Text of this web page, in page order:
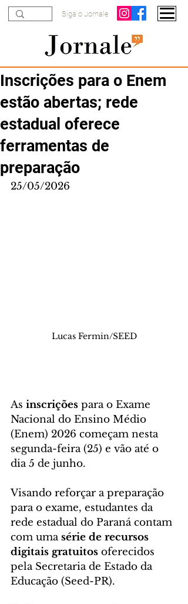
Siga o Jornale
Inscrições para o Enem
estão abertas; rede
estadual oferece
ferramentas de
preparação
25/05/2026
Lucas Fermin/SEED
As inscrições para o Exame
Nacional do Ensino Médio
(Enem) 2026 começam nesta
segunda-feira (25) e vão até o
dia 5 de junho.
Visando reforçar a preparação
para o exame, estudantes da
rede estadual do Paraná contam
com uma série de recursos
digitais gratuitos oferecidos
pela Secretaria de Estado da
Educação (Seed-PR).